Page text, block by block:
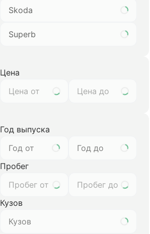
Skoda
Superb
Цена
Год выпуска
Год от
Год до
Пробег
Кузов
Кузов